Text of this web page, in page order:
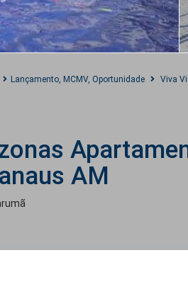
Lançamento, MCMV, Oportunidade Viva
AM